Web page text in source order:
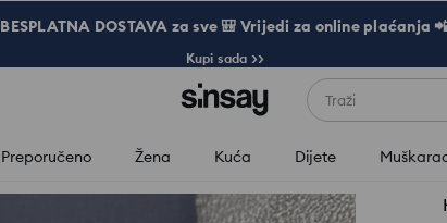
BESPLATNA DOSTAVA za sve 🎒 Vrijedi za online plaćanja
Kupi sada >>
Traži
Preporučeno Žena Kuća Dijete